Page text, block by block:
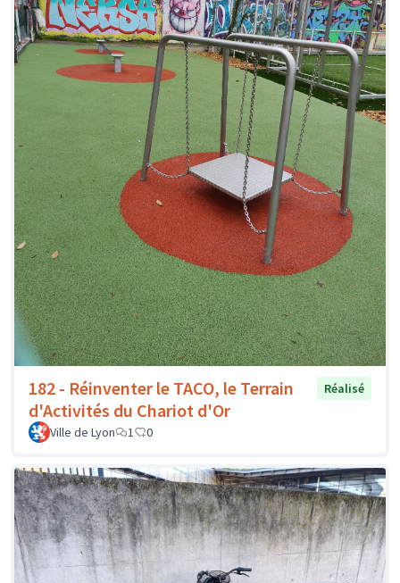
182 - Réinventer le TACO, le Terrain
d'Activités du Chariot d'Or
Réalisé
Ville de Lyon 1 0